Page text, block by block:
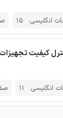
انگلیسی: 15
کیفیت
انگلیسی: 11